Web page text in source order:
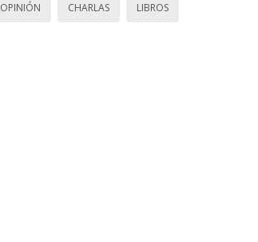
OPINIÓN CHARLAS LIBROS